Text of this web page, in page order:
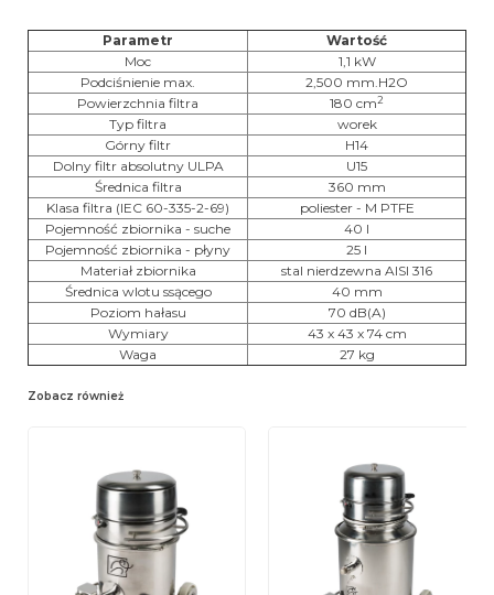
Parametr
Wartość
Moc
1,1 kW
Podciśnienie max.
2,500 mm.H2O
Powierzchnia filtra
180 cm2
Typ filtra
worek
Górny filtr
H14
Dolny filtr absolutny ULPA
U15
Średnica filtra
360 mm
Klasa filtra (IEC 60-335-2-69)
poliester - M PTFE
Pojemność zbiornika - suche
40 l
Pojemność zbiornika - płyny
25 l
Materiał zbiornika
stal nierdzewna AISI 316
Średnica wlotu ssącego
40 mm
Poziom hałasu
70 dB(A)
Wymiary
43 x 43 x 74 cm
Waga
27 kg
Zobacz również